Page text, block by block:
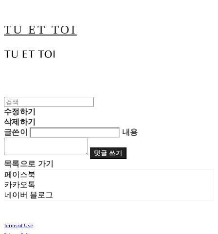
TU ET TOI
수정하기
삭제하기
글쓴이
내용
댓글 쓰기
목록으로 가기
페이스북
카카오톡
네이버 블로그
Terms of Use